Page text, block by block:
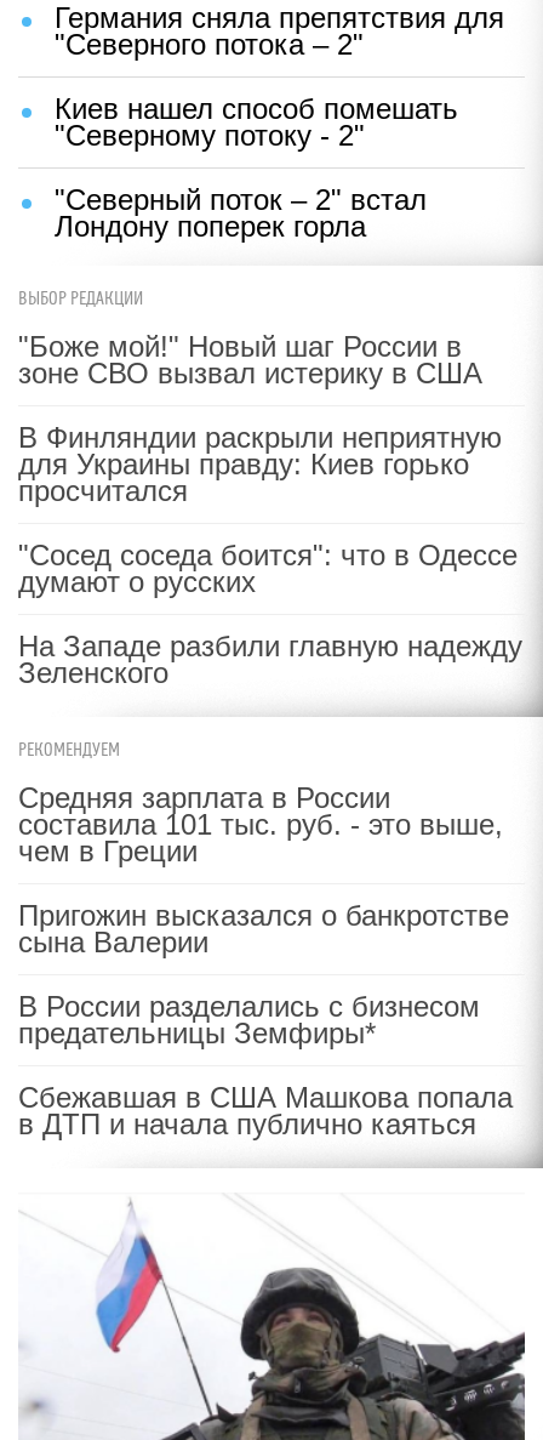
Германия сняла препятствия для
"Северного потока – 2"
Киев нашел способ помешать
"Северному потоку - 2"
"Северный поток – 2" встал
Лондону поперек горла
ВЫБОР РЕДАКЦИИ
"Боже мой!" Новый шаг России в
зоне СВО вызвал истерику в США
В Финляндии раскрыли неприятную
для Украины правду: Киев горько
просчитался
"Сосед соседа боится": что в Одессе
думают о русских
На Западе разбили главную надежду
Зеленского
РЕКОМЕНДУЕМ
Средняя зарплата в России
составила 101 тыс. руб. - это выше,
чем в Греции
Пригожин высказался о банкротстве
сына Валерии
В России разделались с бизнесом
предательницы Земфиры*
Сбежавшая в США Машкова попала
в ДТП и начала публично каяться